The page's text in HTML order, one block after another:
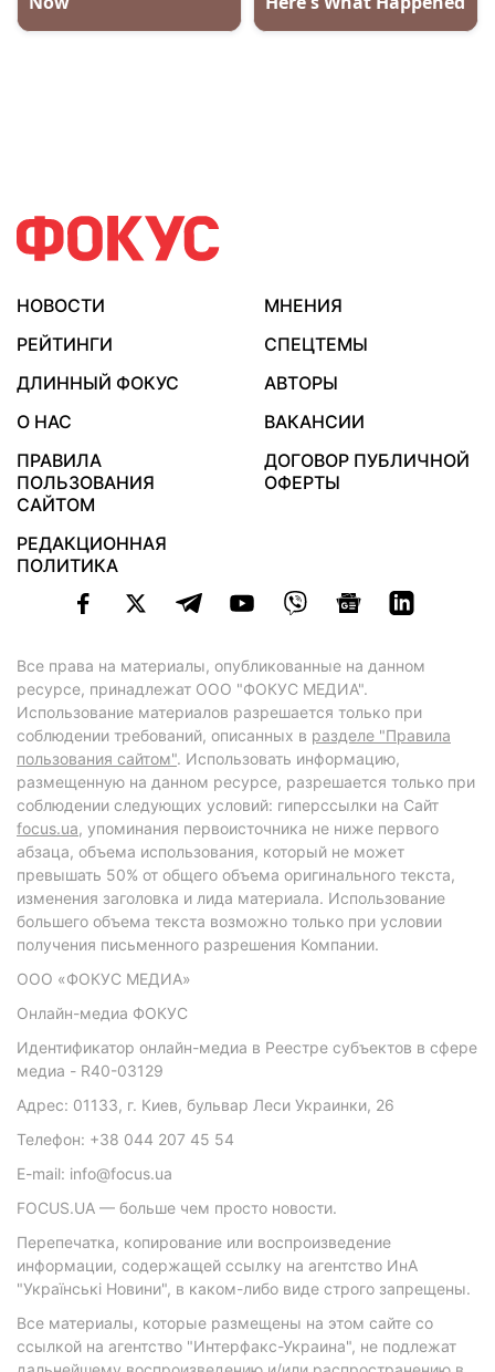
НОВОСТИ
МНЕНИЯ
РЕЙТИНГИ
СПЕЦТЕМЫ
ДЛИННЫЙ ФОКУС
АВТОРЫ
О НАС
ВАКАНСИИ
ПРАВИЛА
ПОЛЬЗОВАНИЯ
САЙТОМ
ДОГОВОР ПУБЛИЧНОЙ
ОФЕРТЫ
РЕДАКЦИОННАЯ
ПОЛИТИКА
Все права на материалы, опубликованные на данном
ресурсе, принадлежат ООО "ФОКУС МЕДИА".
Использование материалов разрешается только при
соблюдении требований, описанных в разделе "Правила
пользования сайтом". Использовать информацию,
размещенную на данном ресурсе, разрешается только при
соблюдении следующих условий: гиперссылки на Сайт
focus.ua, упоминания первоисточника не ниже первого
абзаца, объема использования, который не может
превышать 50% от общего объема оригинального текста,
изменения заголовка и лида материала. Использование
большего объема текста возможно только при условии
получения письменного разрешения Компании.
ООО «ФОКУС МЕДИА»
Онлайн-медиа ФОКУС
Идентификатор онлайн-медиа в Реестре субъектов в сфере
медиа - R40-03129
Адрес: 01133, г. Киев, бульвар Леси Украинки, 26
Телефон: +38 044 207 45 54
E-mail: info@focus.ua
FOCUS.UA — больше чем просто новости.
Перепечатка, копирование или воспроизведение
информации, содержащей ссылку на агентство ИнА
"Українські Новини", в каком-либо виде строго запрещены.
Все материалы, которые размещены на этом сайте со
ссылкой на агентство "Интерфакс-Украина", не подлежат